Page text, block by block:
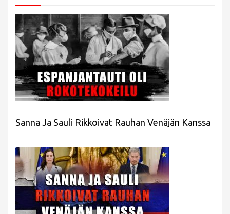
Sanna Ja Sauli Rikkoivat Rauhan Venäjän Kanssa